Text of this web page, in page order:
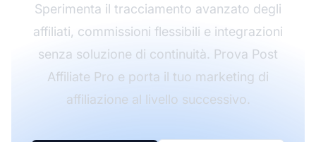
Sperimenta il tracciamento avanzato degli
affiliati, commissioni flessibili e integrazioni
senza soluzione di continuità. Prova Post
Affiliate Pro e porta il tuo marketing di
affiliazione al livello successivo.